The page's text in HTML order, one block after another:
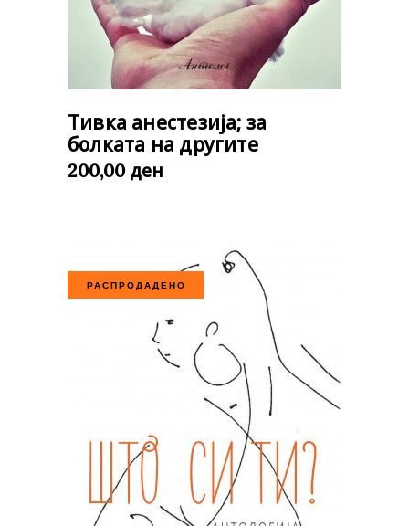
Тивка анестезија; за
болката на другите
200,00 ден
РАСПРОДАДЕНО